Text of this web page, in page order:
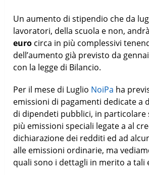
Un aumento di stipendio che da
lavoratori, della scuola e non,
euro circa in più complessivi
dell’aumento già previsto da
con la legge di Bilancio.
Per il mese di Luglio NoiPa ha
emissioni di pagamenti dedicate a
di dipendeti pubblici, in particolare
più emissioni speciali legate a al
dichiarazione dei redditi ed ad
alle emissioni ordinarie, ma
quali sono i dettagli in merito a tali